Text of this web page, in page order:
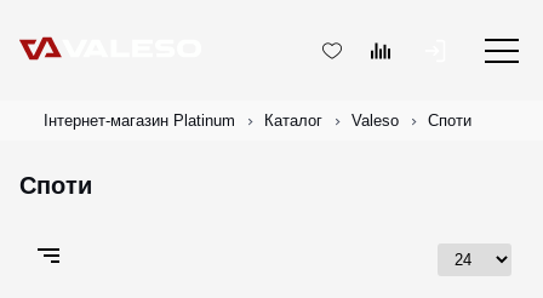
Інтернет-магазин Platinum Каталог Valeso Споти
Споти